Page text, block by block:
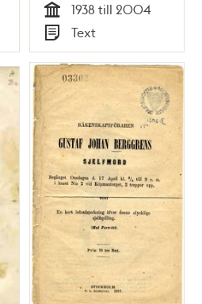
Tid
1938 till 2004
Typ
Text